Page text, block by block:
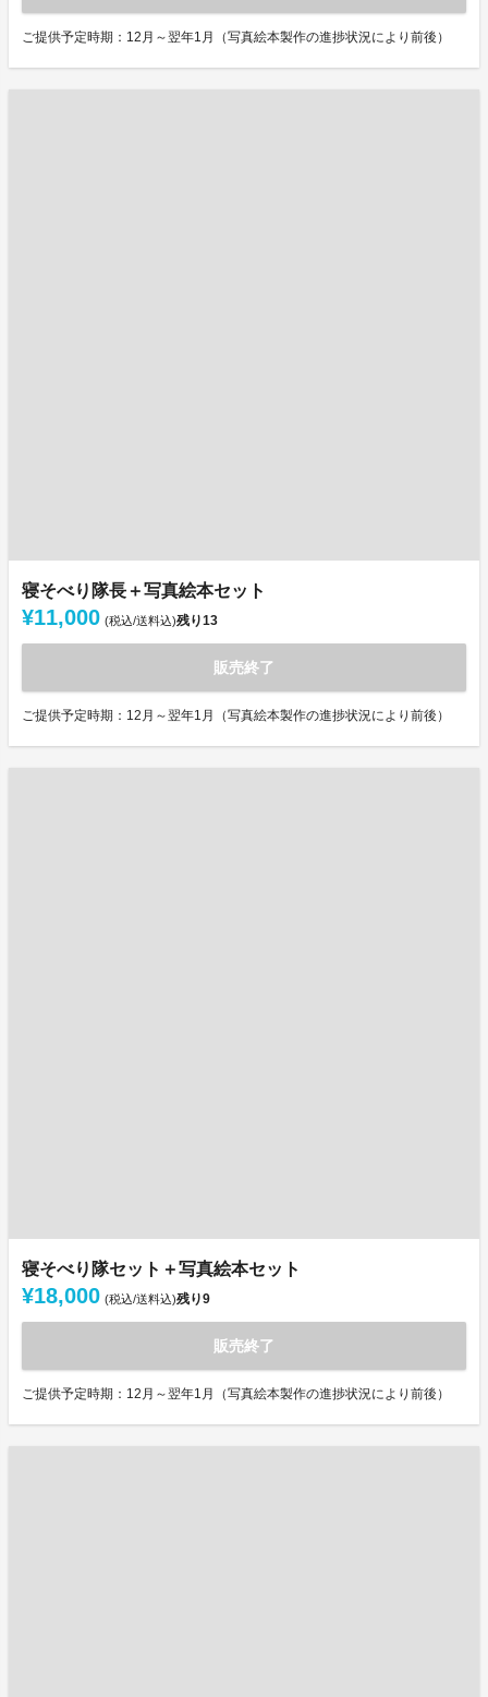
ご提供予定時期：12月～翌年1月（写真絵本製作の進捗状況により前後）
寝そべり隊長＋写真絵本セット
¥11,000 (税込/送料込)残り13
販売終了
ご提供予定時期：12月～翌年1月（写真絵本製作の進捗状況により前後）
寝そべり隊セット＋写真絵本セット
¥18,000 (税込/送料込)残り9
販売終了
ご提供予定時期：12月～翌年1月（写真絵本製作の進捗状況により前後）